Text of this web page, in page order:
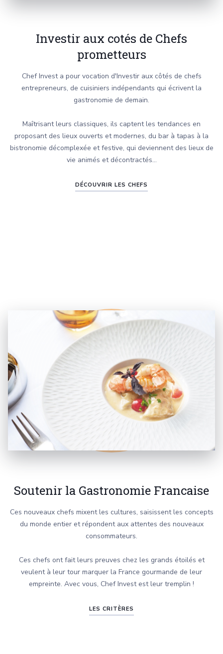
Investir aux cotés de Chefs
prometteurs
Chef Invest a pour vocation d'Investir aux côtés de chefs
entrepreneurs, de cuisiniers indépendants qui écrivent la
gastronomie de demain.
Maîtrisant leurs classiques, ils captent les tendances en
proposant des lieux ouverts et modernes, du bar à tapas à la
bistronomie décomplexée et festive, qui deviennent des lieux de
vie animés et décontractés...
DÉCOUVRIR LES CHEFS
Soutenir la Gastronomie Francaise
Ces nouveaux chefs mixent les cultures, saisissent les concepts
du monde entier et répondent aux attentes des nouveaux
consommateurs.
Ces chefs ont fait leurs preuves chez les grands étoilés et
veulent à leur tour marquer la France gourmande de leur
empreinte. Avec vous, Chef Invest est leur tremplin !
LES CRITÈRES